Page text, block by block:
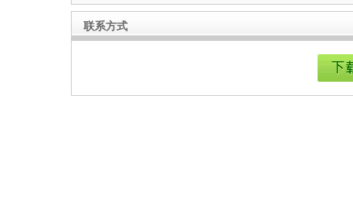
联系方式